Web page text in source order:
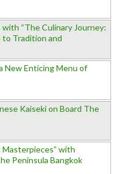
with “The Culinary Journey:
to Tradition and
New Enticing Menu of
Kaiseki on Board The
with
Peninsula Bangkok